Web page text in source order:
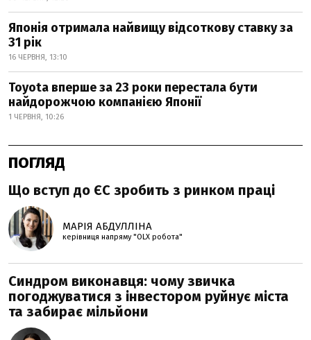
Японія отримала найвищу відсоткову ставку за
31 рік
16 ЧЕРВНЯ, 13:10
Toyota вперше за 23 роки перестала бути
найдорожчою компанією Японії
1 ЧЕРВНЯ, 10:26
ПОГЛЯД
Що вступ до ЄС зробить з ринком праці
МАРІЯ АБДУЛЛІНА
керівниця напряму "OLX робота"
Синдром виконавця: чому звичка
погоджуватися з інвестором руйнує міста
та забирає мільйони